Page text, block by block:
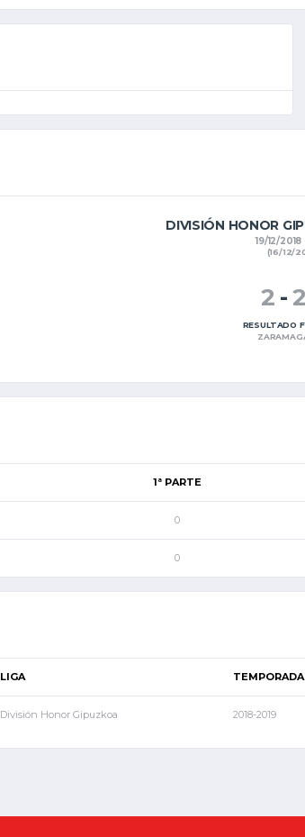
DIVISIÓN HONOR
19/12/2018
(16/12/
2 -2
RESULTADO
1ª PARTE
0
0
LIGA TEMPORADA
División Honor Gipuzkoa 2018-2019